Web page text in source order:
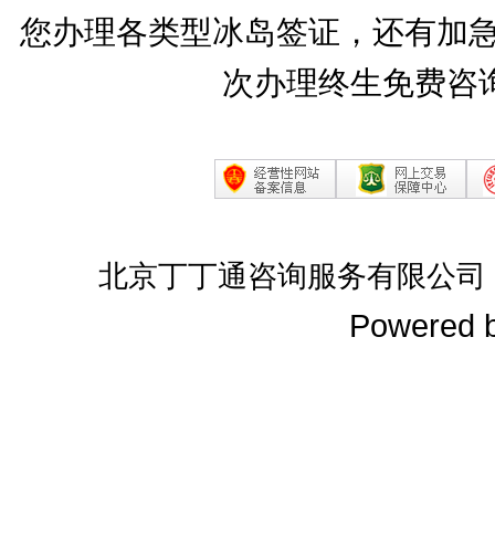
您办理各类型冰岛签证，还有加
次办理终生免费咨
北京丁丁通咨询服务有限公
Powered